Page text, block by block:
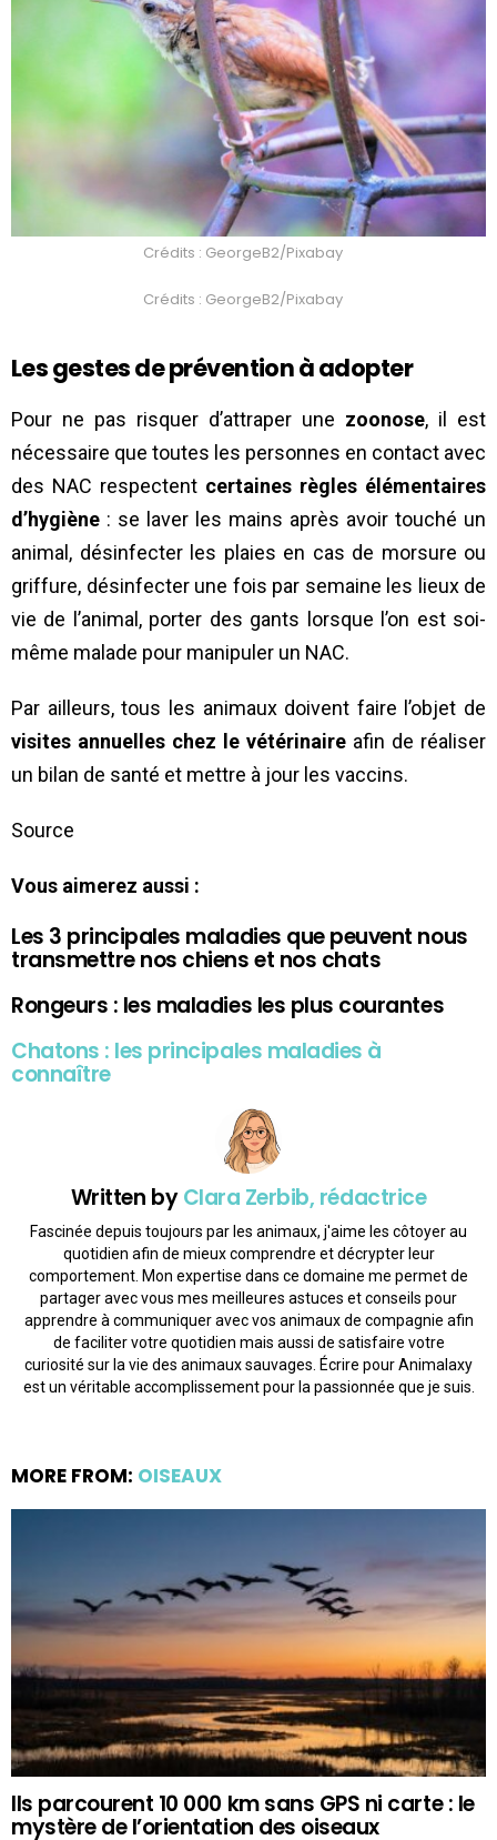
Crédits : GeorgeB2/Pixabay
Crédits : GeorgeB2/Pixabay
Les gestes de prévention à adopter
Pour ne pas risquer d’attraper une zoonose, il est
nécessaire que toutes les personnes en contact avec
des NAC respectent certaines règles élémentaires
d’hygiène : se laver les mains après avoir touché un
animal, désinfecter les plaies en cas de morsure ou
griffure, désinfecter une fois par semaine les lieux de
vie de l’animal, porter des gants lorsque l’on est soi-
même malade pour manipuler un NAC.
Par ailleurs, tous les animaux doivent faire l’objet de
visites annuelles chez le vétérinaire afin de réaliser
un bilan de santé et mettre à jour les vaccins.
Source
Vous aimerez aussi :
Les 3 principales maladies que peuvent nous
transmettre nos chiens et nos chats
Rongeurs : les maladies les plus courantes
Chatons : les principales maladies à
connaître
Written byClara Zerbib, rédactrice
Fascinée depuis toujours par les animaux, j'aime les côtoyer au
quotidien afin de mieux comprendre et décrypter leur
comportement. Mon expertise dans ce domaine me permet de
partager avec vous mes meilleures astuces et conseils pour
apprendre à communiquer avec vos animaux de compagnie afin
de faciliter votre quotidien mais aussi de satisfaire votre
curiosité sur la vie des animaux sauvages. Écrire pour Animalaxy
est un véritable accomplissement pour la passionnée que je suis.
MORE FROM: OISEAUX
Ils parcourent 10 000 km sans GPS ni carte : le
mystère de l’orientation des oiseaux